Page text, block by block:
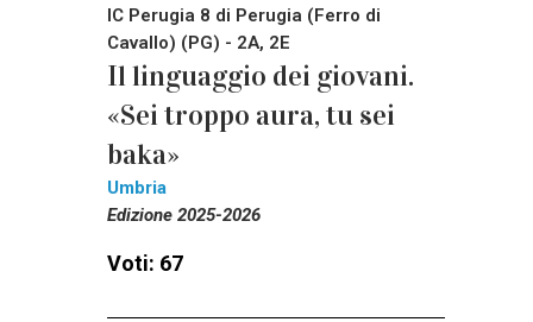
IC Perugia 8 di Perugia (Ferro di
Cavallo) (PG) - 2A, 2E
Il linguaggio dei giovani.
«Sei troppo aura, tu sei
baka»
Umbria
Edizione 2025-2026
Voti: 67